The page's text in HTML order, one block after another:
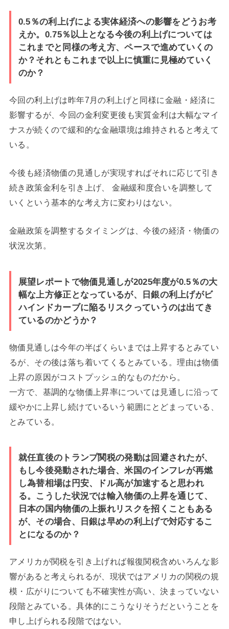
0.5％の利上げによる実体経済への影響をどうお考
えか。0.75％以上となる今後の利上げについては
これまでと同様の考え方、ペースで進めていくの
か？それともこれまで以上に慎重に見極めていく
のか？
今回の利上げは昨年7月の利上げと同様に金融・経済に
影響するが、今回の金利変更後も実質金利は大幅なマイ
ナスが続くので緩和的な金融環境は維持されると考えて
いる。
今後も経済物価の見通しが実現すればそれに応じて引き
続き政策金利を引き上げ、 金融緩和度合いを調整して
いくという基本的な考え方に変わりはない。
金融政策を調整するタイミングは、今後の経済・物価の
状況次第。
展望レポートで物価見通しが2025年度が0.5％の大
幅な上方修正となっているが、日銀の利上げがビ
ハインドカーブに陥るリスクっていうのは出てき
ているのかどうか？
物価見通しは今年の半ばくらいまでは上昇するとみてい
るが、その後は落ち着いてくるとみている。理由は物価
上昇の原因がコストプッシュ的なものだから。
一方で、基調的な物価上昇率については見通しに沿って
緩やかに上昇し続けているいう範囲にとどまっている、
とみている。
就任直後のトランプ関税の発動は回避されたが、
もし今後発動された場合、米国のインフレが再燃
し為替相場は円安、ドル高が加速すると思われ
る。こうした状況では輸入物価の上昇を通じて、
日本の国内物価の上振れリスクを招くこともある
が、その場合、日銀は早めの利上げで対応するこ
とになるのか？
アメリカが関税を引き上げれば報復関税含めいろんな影
響があると考えられるが、現状ではアメリカの関税の規
模・広がりについても不確実性が高い、決まっていない
段階とみている。具体的にこうなりそうだということを
申し上げられる段階ではない。